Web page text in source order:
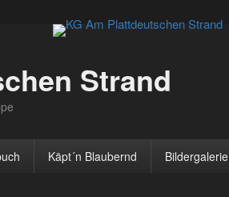
Strand
Käpt´n Blaubernd Bildergalerie